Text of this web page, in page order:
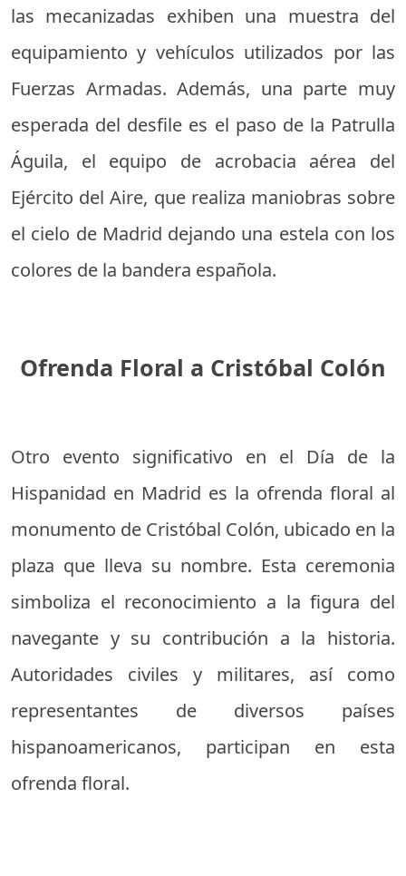
las mecanizadas exhiben una muestra del
equipamiento y vehículos utilizados por las
Fuerzas Armadas. Además, una parte muy
esperada del desfile es el paso de la Patrulla
Águila, el equipo de acrobacia aérea del
Ejército del Aire, que realiza maniobras sobre
el cielo de Madrid dejando una estela con los
colores de la bandera española.
Ofrenda Floral a Cristóbal Colón
Otro evento significativo en el Día de la
Hispanidad en Madrid es la ofrenda floral al
monumento de Cristóbal Colón, ubicado en la
plaza que lleva su nombre. Esta ceremonia
simboliza el reconocimiento a la figura del
navegante y su contribución a la historia.
Autoridades civiles y militares, así como
representantes de diversos países
hispanoamericanos, participan en esta
ofrenda floral.